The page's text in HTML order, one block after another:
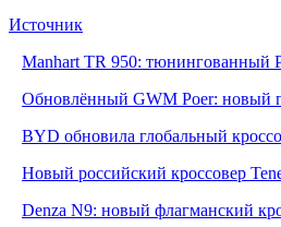
Источник
Manhart TR 950: тюнингованный
Обновлённый GWM Poer: новый
BYD обновила глобальный
Новый российский кроссовер
Denza N9: новый флагманский